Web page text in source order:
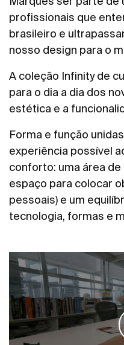
profissionais que
brasileiro e
nosso design para o
A coleção Infinity de
para o dia a dia dos
estética e a
Forma e função
experiência possível
conforto: uma área
espaço para colocar
pessoais) e um
tecnologia, formas e